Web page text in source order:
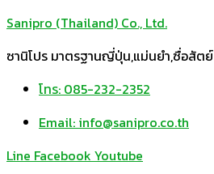
Sanipro (Thailand) Co., Ltd.
ซานิโปร มาตรฐานญี่ปุ่น,แม่นยำ,ซื่อสัตย์
โทร: 085-232-2352
Email: info@sanipro.co.th
Line Facebook Youtube